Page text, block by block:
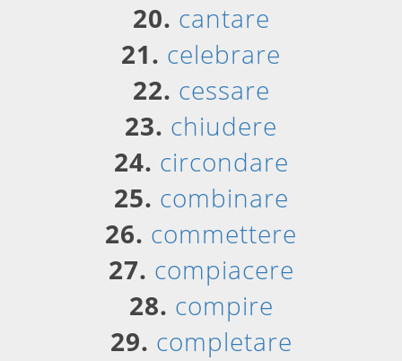
20. cantare
21. celebrare
22. cessare
23. chiudere
24. circondare
25. combinare
26. commettere
27. compiacere
28. compire
29. completare